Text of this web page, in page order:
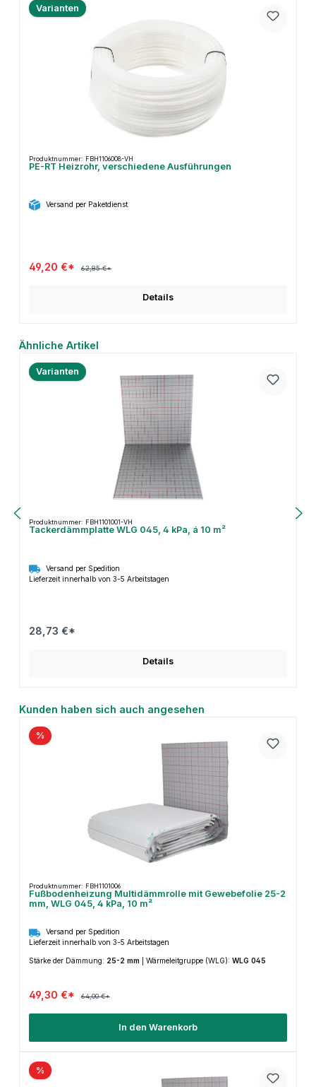
Varianten
Produktnummer: FBH1106008-VH
PE-RT Heizrohr, verschiedene Ausführungen
Versand per Paketdienst
49,20 €* 62,85 €*
Details
Produktgalerie überspringen
Ähnliche Artikel
Varianten
Produktnummer: FBH1101001-VH
Tackerdämmplatte WLG 045, 4 kPa, á 10 m²
Versand per Spedition
Lieferzeit innerhalb von 3-5 Arbeitstagen
28,73 €*
Details
Produktgalerie überspringen
Kunden haben sich auch angesehen
%
Produktnummer: FBH1101006
Fußbodenheizung Multidämmrolle mit Gewebefolie 25-2
mm, WLG 045, 4 kPa, 10 m²
Versand per Spedition
Lieferzeit innerhalb von 3-5 Arbeitstagen
Stärke der Dämmung: 25-2 mm Wärmeleitgruppe (WLG): WLG 045
49,30 €* 64,00 €*
In den Warenkorb
%